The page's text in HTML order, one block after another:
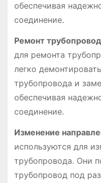
обеспечивая
соединение.
Ремонт
для ремонта
легко
трубопровода и
обеспечивая
соединение.
Изменение
используются для
трубопровода. Они
трубопровод под